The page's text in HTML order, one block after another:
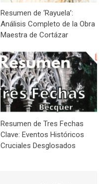
Resumen de ‘Rayuela’:
Análisis Completo de la Obra
Maestra de Cortázar
Resumen de Tres Fechas
Clave: Eventos Históricos
Cruciales Desglosados